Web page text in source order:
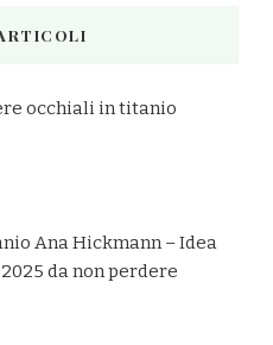
occhiali in titanio
Ana Hickmann – Idea
da non perdere